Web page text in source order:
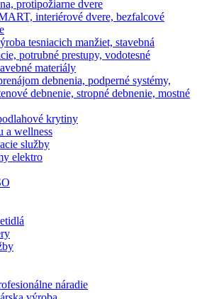
protipožiarne dvere
interiérové dvere, bezfalcové
tesniacich manžiet, stavebná
potrubné prestupy, vodotesné
materiály
debnenia, podperné systémy,
debnenie, stropné debnenie, mostné
krytiny
a wellness
služby
elektro
náradie